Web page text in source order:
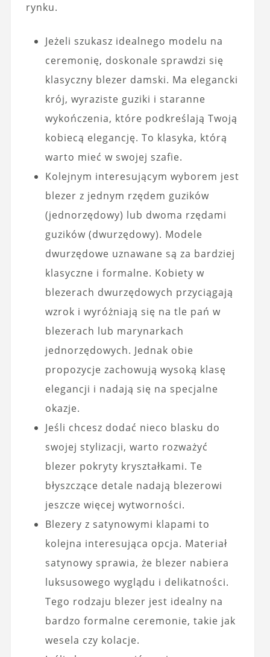
rynku.
Jeżeli szukasz idealnego modelu na
ceremonię, doskonale sprawdzi się
klasyczny blezer damski. Ma elegancki
krój, wyraziste guziki i staranne
wykończenia, które podkreślają Twoją
kobiecą elegancję. To klasyka, którą
warto mieć w swojej szafie.
Kolejnym interesującym wyborem jest
blezer z jednym rzędem guzików
(jednorzędowy) lub dwoma rzędami
guzików (dwurzędowy). Modele
dwurzędowe uznawane są za bardziej
klasyczne i formalne. Kobiety w
blezerach dwurzędowych przyciągają
wzrok i wyróżniają się na tle pań w
blezerach lub marynarkach
jednorzędowych. Jednak obie
propozycje zachowują wysoką klasę
elegancji i nadają się na specjalne
okazje.
Jeśli chcesz dodać nieco blasku do
swojej stylizacji, warto rozważyć
blezer pokryty kryształkami. Te
błyszczące detale nadają blezerowi
jeszcze więcej wytworności.
Blezery z satynowymi klapami to
kolejna interesująca opcja. Materiał
satynowy sprawia, że blezer nabiera
luksusowego wyglądu i delikatności.
Tego rodzaju blezer jest idealny na
bardzo formalne ceremonie, takie jak
wesela czy kolacje.